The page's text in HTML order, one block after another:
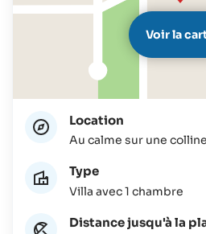
Voir la
Location
Au calme sur une
Type
Villa avec 1 chambre
Distance jusqu'à la